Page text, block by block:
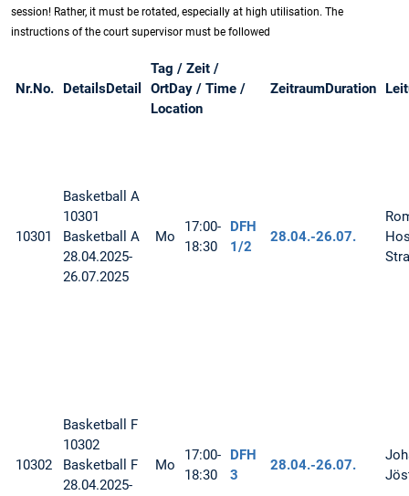
session! Rather, it must be rotated, especially at high utilisation. The
instructions of the court supervisor must be followed
Nr.No. DetailsDetail
Tag / Zeit /
OrtDay / Time /
Location
ZeitraumDuration
10301
Basketball A
10301
Basketball A
28.04.2025-
26.07.2025
Mo
17:00-
18:30
DFH
1/2
28.04.-26.07.
10302
Basketball
F
10302
Basketball F
28.04.2025-
Mo
17:00-
18:30
DFH
3
28.04.-26.07.